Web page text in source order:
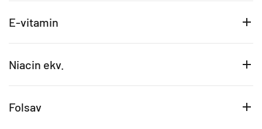
E-vitamin
Niacin ekv.
Folsav